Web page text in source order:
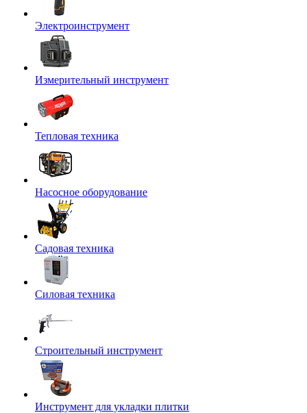
Электроинструмент
Измерительный инструмент
Тепловая техника
Насосное оборудование
Садовая техника
Силовая техника
Строительный инструмент
Инструмент для укладки плитки